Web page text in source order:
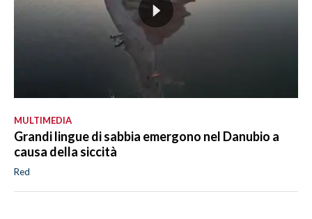
MULTIMEDIA
Grandi lingue di sabbia emergono nel Danubio a
causa della siccità
Red